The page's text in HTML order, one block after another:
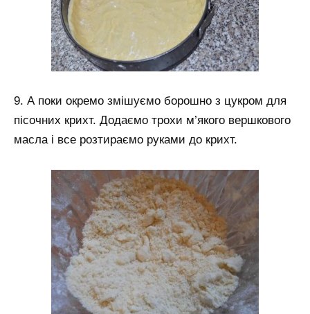
9. А поки окремо змішуємо борошно з цукром для
пісочних крихт. Додаємо трохи м’якого вершкового
масла і все розтираємо руками до крихт.